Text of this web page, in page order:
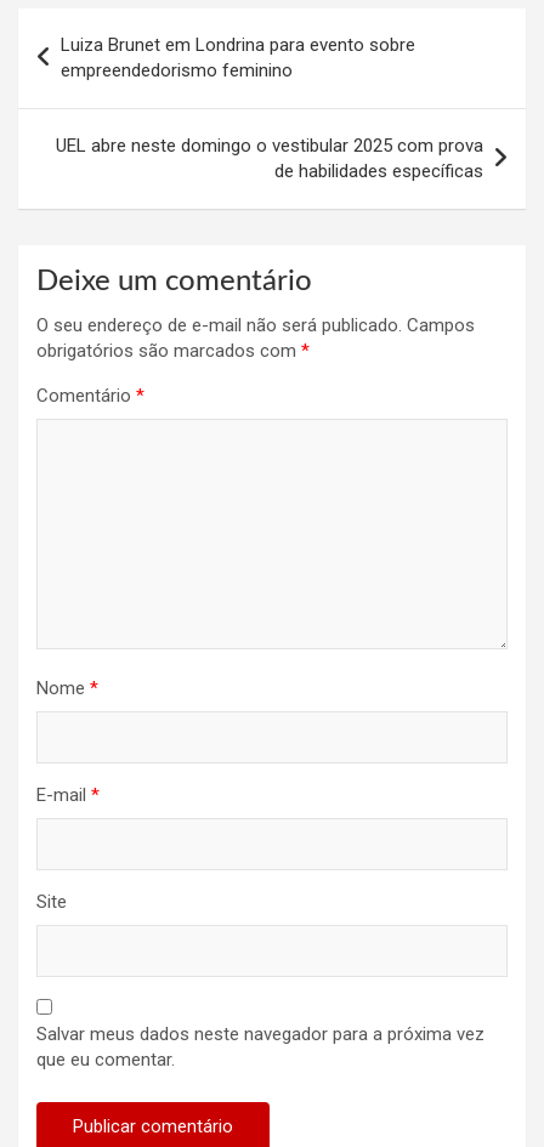
de
Post
Luiza Brunet em Londrina para evento sobre
empreendedorismo feminino
UEL abre neste domingo o vestibular 2025 com prova
de habilidades específicas
Deixe um comentário
O seu endereço de e-mail não será publicado. Campos
obrigatórios são marcados com *
Comentário *
Nome *
E-mail *
Site
Salvar meus dados neste navegador para a próxima vez
que eu comentar.